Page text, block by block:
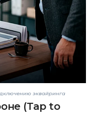
эквайринга
(Tap to